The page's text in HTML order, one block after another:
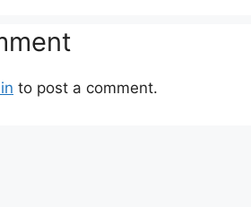
to post a comment.